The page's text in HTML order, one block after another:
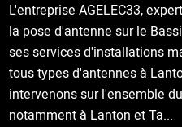
L'entreprise AGELEC33,
la pose d'antenne sur le
ses services d'installations
tous types d'antennes à
intervenons sur l'ensemble
notamment à Lanton et Ta...